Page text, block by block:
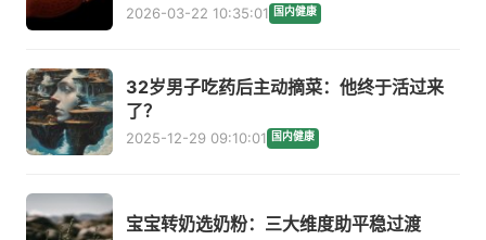
2026-03-22 10:35:01 国内健康
32岁男子吃药后主动摘菜：他终于活过来
了？
2025-12-29 09:10:01 国内健康
宝宝转奶选奶粉：三大维度助平稳过渡